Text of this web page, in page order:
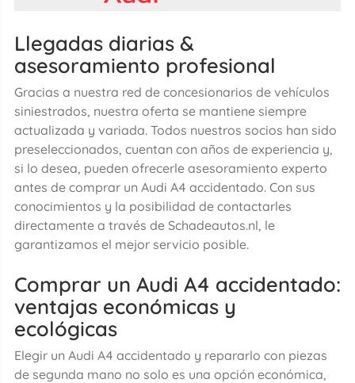
Llegadas diarias &
asesoramiento profesional
Gracias a nuestra red de concesionarios de vehículos
siniestrados, nuestra oferta se mantiene siempre
actualizada y variada. Todos nuestros socios han sido
preseleccionados, cuentan con años de experiencia y,
si lo desea, pueden ofrecerle asesoramiento experto
antes de comprar un Audi A4 accidentado. Con sus
conocimientos y la posibilidad de contactarles
directamente a través de Schadeautos.nl, le
garantizamos el mejor servicio posible.
Comprar un Audi A4 accidentado:
ventajas económicas y
ecológicas
Elegir un Audi A4 accidentado y repararlo con piezas
de segunda mano no solo es una opción económica,